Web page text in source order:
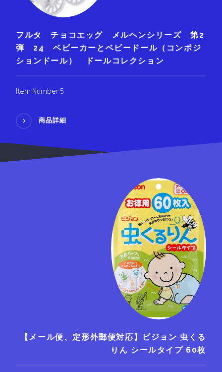
フルタ チョコエッグ メルヘンシリーズ 第2
弾 24 ベビーカーとベビードール（コンポジ
ションドール） ドールコレクション
Item Number 5
商品詳細
【メール便、定形外郵便対応】ピジョン 虫くる
りん シールタイプ 60枚